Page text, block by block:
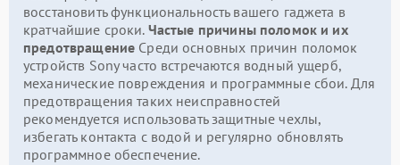
восстановить функциональность вашего гаджета в
кратчайшие сроки. Частые причины поломок и их
предотвращение Среди основных причин поломок
устройств Sony часто встречаются водный ущерб,
механические повреждения и программные сбои. Для
предотвращения таких неисправностей
рекомендуется использовать защитные чехлы,
избегать контакта с водой и регулярно обновлять
программное обеспечение.